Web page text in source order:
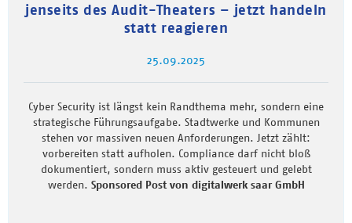
jenseits des Audit-Theaters – jetzt handeln
statt reagieren
25.09.2025
Cyber Security ist längst kein Randthema mehr, sondern eine
strategische Führungsaufgabe. Stadtwerke und Kommunen
stehen vor massiven neuen Anforderungen. Jetzt zählt:
vorbereiten statt aufholen. Compliance darf nicht bloß
dokumentiert, sondern muss aktiv gesteuert und gelebt
werden. Sponsored Post von digitalwerk saar GmbH